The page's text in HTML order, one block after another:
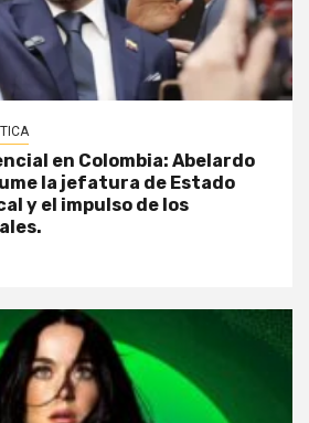
en Colombia: Abelardo
la jefatura de Estado
y el impulso de los